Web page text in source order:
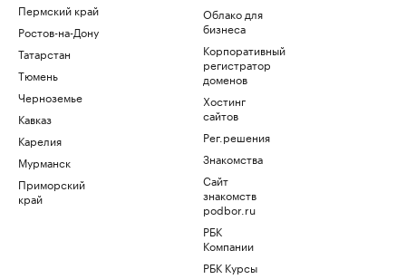
Пермский край
Ростов-на-Дону
Татарстан
Тюмень
Черноземье
Кавказ
Карелия
Мурманск
Приморский
край
Облако для
бизнеса
Корпоративный
регистратор
доменов
Хостинг
сайтов
Рег.решения
Знакомства
Сайт
знакомств
podbor.ru
РБК
Компании
РБК Курсы